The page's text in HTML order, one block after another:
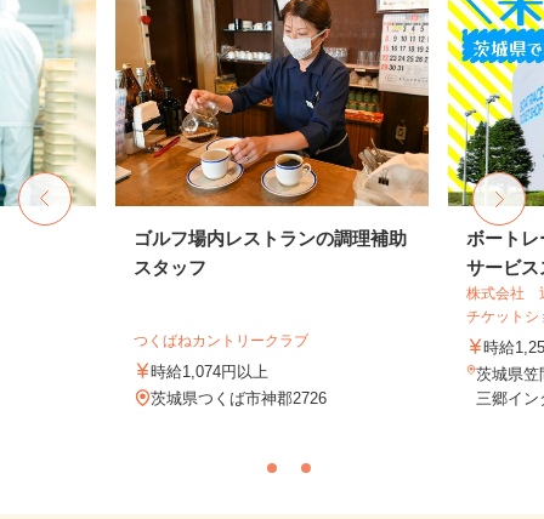
ゴルフ場内レストランの調理補助
スタッフ
つくばねカントリークラブ
時給1,074円以上
茨城県つくば市神郡2726
ボートレ
サービス
株式会社
チケットシ
時給
茨城県笠
三郷イ